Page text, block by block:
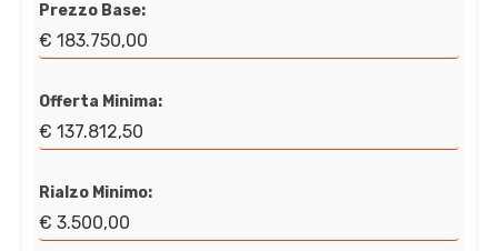
Prezzo Base:
€ 183.750,00
Offerta Minima:
€ 137.812,50
Rialzo Minimo:
€ 3.500,00